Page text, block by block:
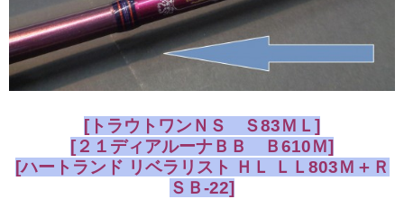
[トラウトワンＮＳ Ｓ83ＭＬ]
[２１ディアルーナＢＢ Ｂ610Ｍ]
[ハートランド リベラリスト ＨＬ ＬＬ803Ｍ＋Ｒ
ＳＢ-22]